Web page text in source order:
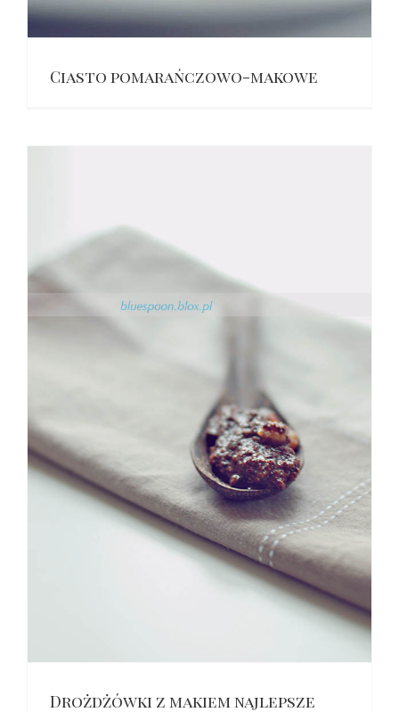
Ciasto pomarańczowo-makowe
Drożdżówki z makiem najlepsze